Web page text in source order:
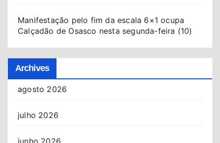
Manifestação pelo fim da escala 6×1 ocupa
Calçadão de Osasco nesta segunda-feira (10)
Archives
agosto 2026
julho 2026
junho 2026